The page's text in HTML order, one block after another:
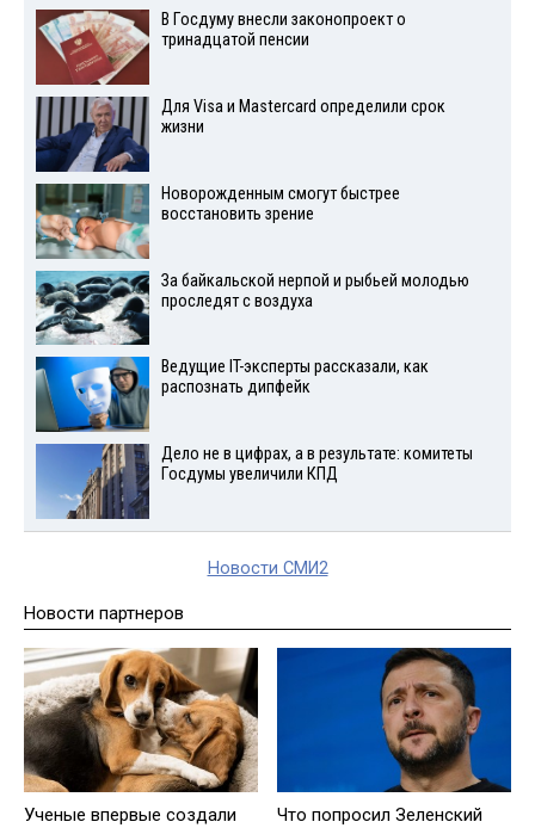
В Госдуму внесли законопроект о
тринадцатой пенсии
Для Visа и Mastercard определили срок
жизни
Новорожденным смогут быстрее
восстановить зрение
За байкальской нерпой и рыбьей молодью
проследят с воздуха
Ведущие IT-эксперты рассказали, как
распознать дипфейк
Дело не в цифрах, а в результате: комитеты
Госдумы увеличили КПД
Новости СМИ2
Новости партнеров
Ученые впервые создали
Что попросил Зеленский